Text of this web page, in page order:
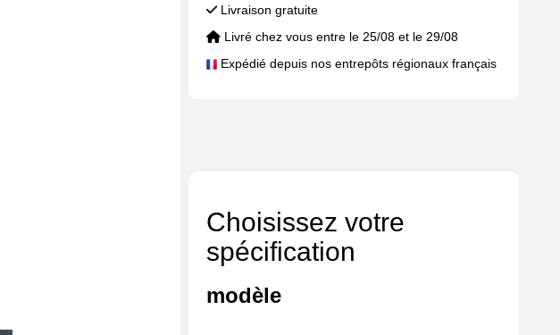
Choisissez votre
spécification
modèle
Livraison gratuite
Livré chez vous entre le 25/08 et le 29/08
Expédié depuis nos entrepôts régionaux français